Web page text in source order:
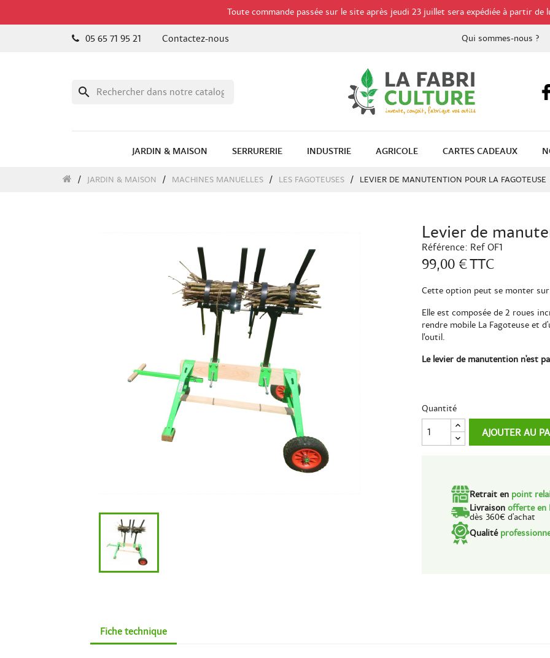
Toute commande passée sur le site après jeudi 23 juillet sera expédiée à partir de
05 65 71 95 21 Contactez-nous Qui sommes-nous ?
search
JARDIN & MAISON SERRURERIE INDUSTRIE AGRICOLE CARTES CADEAUX
JARDIN & MAISON MACHINES MANUELLES LES FAGOTEUSES LEVIER DE MANUTENTION POUR LA FAGOTEUSE
Levier de
Référence: Ref OF1
99,00 €TTC
Cette option peut se monter
Elle est composée de 2 roues
rendre mobile La Fagoteuse et
l’outil.
Le levier de manutention n'est
Quantité
AJOUTER AU
Retrait en point
Livraison offerte en
dès 360€ d'achat
Qualité
Fiche technique